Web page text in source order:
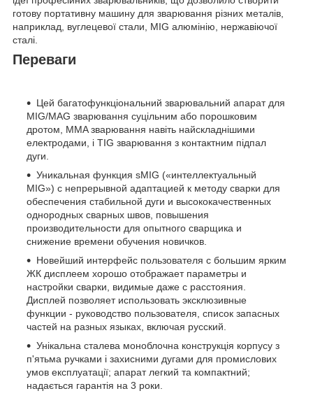
готову портативну машину для зварювання різних металів,
наприклад, вуглецевої стали, MIG алюмінію, нержавіючої
сталі.
Переваги
Цей багатофункціональний зварювальний апарат для
MIG/MAG зварювання суцільним або порошковим
дротом, MMA зварювання навіть найскладнішими
електродами, і TIG зварювання з контактним підпал
дуги.
Уникальная функция sMIG («интеллектуальный
MIG») с непрерывной адаптацией к методу сварки для
обеспечения стабильной дуги и высококачественных
однородных сварных швов, повышения
производительности для опытного сварщика и
снижение времени обучения новичков.
Новейший интерфейс пользователя с большим ярким
ЖК дисплеем хорошо отображает параметры и
настройки сварки, видимые даже с расстояния.
Дисплей позволяет использовать эксклюзивные
функции - руководство пользователя, список запасных
частей на разных языках, включая русский.
Унікальна сталева моноблочна конструкція корпусу з
п'ятьма ручками і захисними дугами для промислових
умов експлуатації; апарат легкий та компактний;
надається гарантія на 3 роки.